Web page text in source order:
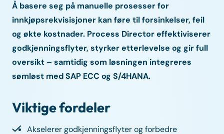
Å basere seg på manuelle prosesser for
innkjøpsrekvisisjoner kan føre til forsinkelser, feil
og økte kostnader. Process Director effektiviserer
godkjenningsflyter, styrker etterlevelse og gir full
oversikt – samtidig som løsningen integreres
sømløst med SAP ECC og S/4HANA.
Viktige fordeler
Akselerer godkjenningsflyter og forbedre